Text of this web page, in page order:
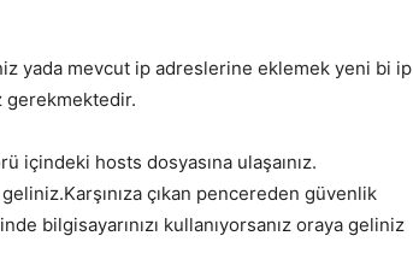
yada mevcut ip adreslerine eklemek yeni bi ip
gerekmektedir.
hosts dosyasına ulaşaınız.
çıkan pencereden güvenlik
bilgisayarınızı kullanıyorsanız oraya geliniz